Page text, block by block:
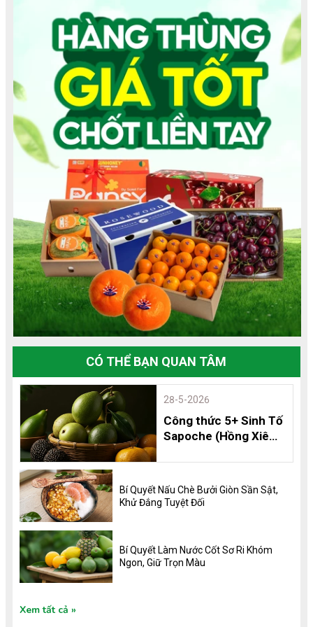
CÓ THỂ BẠN QUAN TÂM
28-5-2026
Công thức 5+ Sinh Tố
Sapoche (Hồng Xiêm)
Dưỡng và 8 Lợi Ích
Không Thể Bỏ Qua
Bí Quyết Nấu Chè Bưởi Giòn Sần Sật,
Khử Đắng Tuyệt Đối
Bí Quyết Làm Nước Cốt Sơ Ri Khóm
Ngon, Giữ Trọn Màu
Xem tất cả